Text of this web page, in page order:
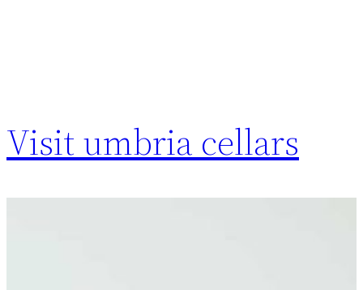
Visit umbria cellars